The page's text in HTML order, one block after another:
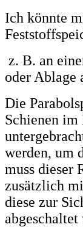
Ich könnte
z. B. an
oder Ablage
Die
Schienen im
werden, um
muss dieser
zusätzlich
diese zur
abgeschaltet